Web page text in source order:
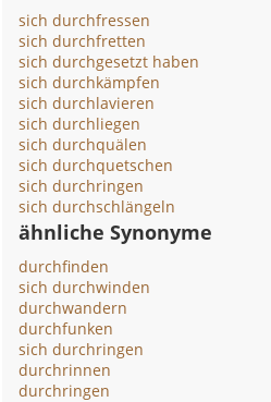
sich durchfressen
sich durchfretten
sich durchgesetzt haben
sich durchkämpfen
sich durchlavieren
sich durchliegen
sich durchquälen
sich durchquetschen
sich durchringen
sich durchschlängeln
ähnliche Synonyme
durchfinden
sich durchwinden
durchwandern
durchfunken
sich durchringen
durchrinnen
durchringen